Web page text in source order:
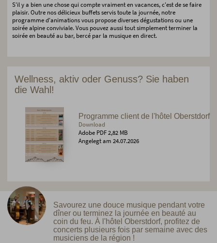
S'il y a bien une chose qui compte vraiment en vacances, c'est de se faire
plaisir. Outre nos délicieux buffets servis toute la journée, notre
programme d'animations vous propose diverses dégustations ou une
soirée alpine conviviale. Vous pouvez aussi tout simplement terminer la
soirée en beauté au bar, bercé par la musique en direct.
Wellness, aktiv oder Genuss? Sie haben
die Wahl!
Programme client de l'hôtel Oberstdorf
Download
Adobe PDF 2,82 MB
Angelegt am 24.07.2026
Savourez une douce musique pendant votre
dîner ou terminez la journée en beauté au
coin du feu. À l'hôtel Oberstdorf, profitez de
concerts plusieurs fois par semaine avec des
musiciens de la région !